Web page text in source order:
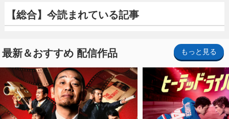
【総合】今読まれている記事
最新＆おすすめ 配信作品 もっと見る